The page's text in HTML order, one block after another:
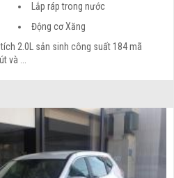
Lắp ráp trong nước
Động cơ Xăng
2.0L sản sinh công suất 184 mã
và ...